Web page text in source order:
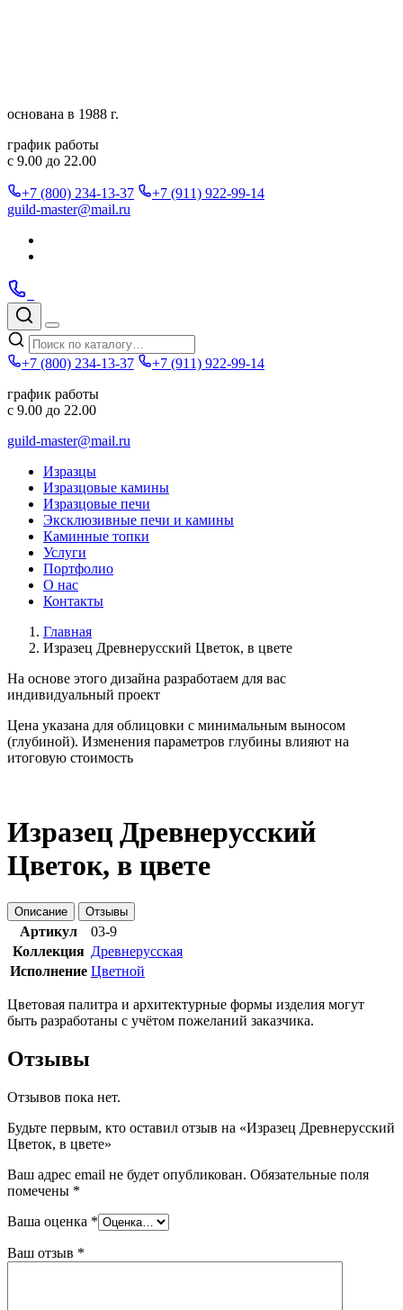
основана в 1988 г.
график работы
с 9.00 до 22.00
+7 (800) 234-13-37
+7 (911) 922-99-14
guild-master@mail.ru
Позвонить
Поиск
по
каталогу
Меню
+7 (800) 234-13-37
+7 (911) 922-99-14
график работы
с 9.00 до 22.00
guild-master@mail.ru
Изразцы
Изразцовые камины
Изразцовые печи
Эксклюзивные печи и камины
Каминные топки
Услуги
Портфолио
О нас
Контакты
Главная
Изразец Древнерусский Цветок, в цвете
На основе этого дизайна разработаем для вас
индивидуальный проект
Цена указана для облицовки с минимальным выносом
(глубиной). Изменения параметров глубины влияют на
итоговую стоимость
Изразец Древнерусский
Цветок, в цвете
Описание Отзывы
Артикул
03-9
Коллекция Древнерусская
Исполнение Цветной
Цветовая палитра и архитектурные формы изделия могут
быть разработаны с учётом пожеланий заказчика.
Отзывы
Отзывов пока нет.
Будьте первым, кто оставил отзыв на «Изразец Древнерусский
Цветок, в цвете»
Ваш адрес email не будет опубликован. Обязательные поля
помечены *
Ваша оценка *
Ваш отзыв *